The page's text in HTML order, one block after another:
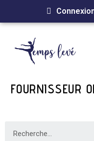
FOURNISSEUR